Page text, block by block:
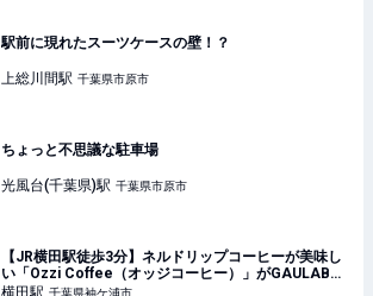
駅前に現れたスーツケースの壁！？
上総川間駅 千葉県市原市
ちょっと不思議な駐車場
光風台(千葉県)駅 千葉県市原市
【JR横田駅徒歩3分】ネルドリップコーヒーが美味し
い「Ozzi Coffee（オッジコーヒー）」がGAULAB横
田にて復活！
横田駅 千葉県袖ケ浦市